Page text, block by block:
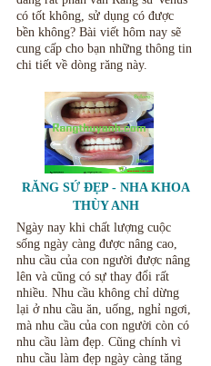
có tốt không, sử dụng có được
bền không? Bài viết hôm nay sẽ
cung cấp cho bạn những thông tin
chi tiết về dòng răng này.
RĂNG SỨ ĐẸP - NHA KHOA
THÙY ANH
Ngày nay khi chất lượng cuộc
sống ngày càng được nâng cao,
nhu cầu của con người được nâng
lên và cũng có sự thay đổi rất
nhiều. Nhu cầu không chỉ dừng
lại ở nhu cầu ăn, uống, nghỉ ngơi,
mà nhu cầu của con người còn có
nhu cầu làm đẹp. Cũng chính vì
nhu cầu làm đẹp ngày càng tăng